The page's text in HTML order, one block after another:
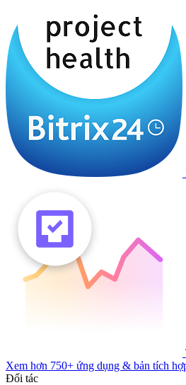
Xem hơn 750+ ứng dụng & bản tích
Đối tác